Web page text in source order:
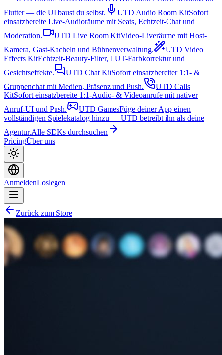
Flutter — die UI baust du selbst.
UTD Audio Room KitSofort
einsatzbereite Live-Audioräume mit Seats, Echtzeit-Chat und
Moderation.
UTD Live Room KitVideo-Liveräume mit Host-
Kamera, Gast-Kacheln und Bühnenverwaltung.
UTD Video
Effects KitEchtzeit-Beauty-Filter, LUT-Farbkorrektur und
Gesichtseffekte.
UTD Chat KitSofort einsatzbereiter 1:1- &
Gruppenchat mit Medien, Präsenz und Push.
UTD Calls
KitSofort einsatzbereite 1:1-Audio- & Videoanrufe mit nativer
Anruf-UI und Push.
UTD GamesFüge deiner App einen
vollständigen Spielekatalog hinzu — UTD betreibt ihn als deine
Agentur.Alle SDKs durchsuchen
PricingÜber uns
AnmeldenLoslegen
Zurück zum Store